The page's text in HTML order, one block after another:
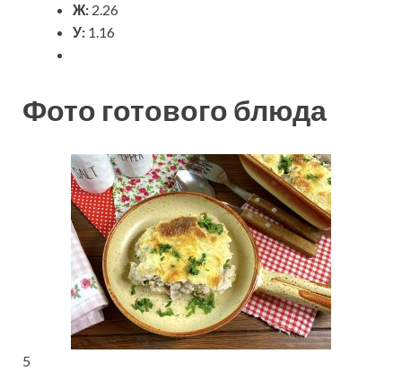
Ж: 2.26
У: 1.16
Фото готового блюда
5